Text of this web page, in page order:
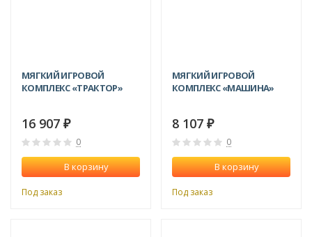
МЯГКИЙ ИГРОВОЙ
КОМПЛЕКС «ТРАКТОР»
16 907 ₽
0
В корзину
Под заказ
МЯГКИЙ ИГРОВОЙ
КОМПЛЕКС «МАШИНА»
8 107 ₽
0
В корзину
Под заказ